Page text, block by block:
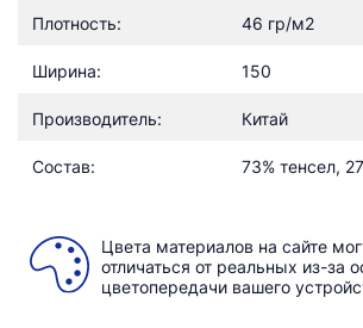
Плотность: 46 гр/м2
Ширина: 150
Производитель: Китай
Состав: 73% тенсел,
Цвета материалов на сайте
отличаться от реальных из-за
цветопередачи вашего